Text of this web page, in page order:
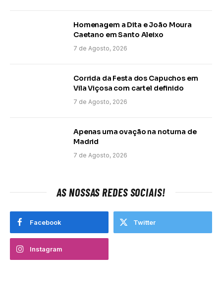
Homenagem a Dita e João Moura
Caetano em Santo Aleixo
7 de Agosto, 2026
Corrida da Festa dos Capuchos em
Vila Viçosa com cartel definido
7 de Agosto, 2026
Apenas uma ovação na noturna de
Madrid
7 de Agosto, 2026
AS NOSSAS REDES SOCIAIS!
Facebook Twitter
Instagram